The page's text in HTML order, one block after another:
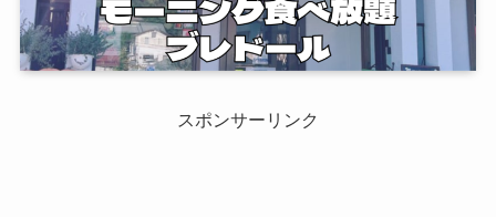
スポンサーリンク